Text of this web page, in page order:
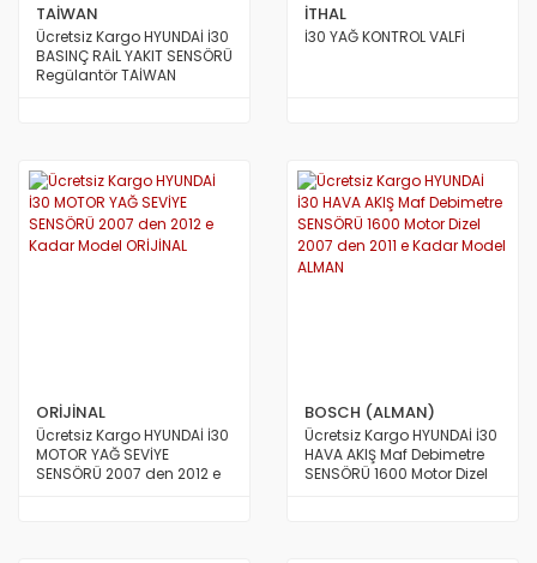
TAİWAN
Ücretsiz Kargo HYUNDAİ İ30
BASINÇ RAİL YAKIT SENSÖRÜ
Regülantör TAİWAN
İTHAL
İ30 YAĞ KONTROL VALFİ
ORİJİNAL
Ücretsiz Kargo HYUNDAİ İ30
MOTOR YAĞ SEVİYE
SENSÖRÜ 2007 den 2012 e
BOSCH (ALMAN)
Ücretsiz Kargo HYUNDAİ İ30
HAVA AKIŞ Maf Debimetre
SENSÖRÜ 1600 Motor Dizel